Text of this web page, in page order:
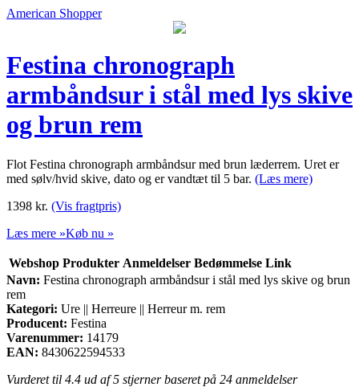
American Shopper
Festina chronograph
armbåndsur i stål med lys skive
og brun rem
Flot Festina chronograph armbåndsur med brun læderrem. Uret er
med sølv/hvid skive, dato og er vandtæt til 5 bar. (Læs mere)
1398 kr. (Vis fragtpris)
Læs mere »Køb nu »
Webshop Produkter Anmeldelser Bedømmelse Link
Navn: Festina chronograph armbåndsur i stål med lys skive og brun
rem
Kategori: Ure || Herreure || Herreur m. rem
Producent: Festina
Varenummer: 14179
EAN: 8430622594533
Vurderet til 4.4 ud af 5 stjerner baseret på 24 anmeldelser